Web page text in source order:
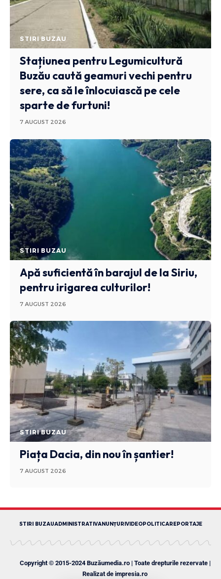
STIRI BUZAU
Stațiunea pentru Legumicultură
Buzău caută geamuri vechi pentru
sere, ca să le înlocuiască pe cele
sparte de furtuni!
7 AUGUST 2026
STIRI BUZAU
Apă suficientă în barajul de la Siriu,
pentru irigarea culturilor!
7 AUGUST 2026
STIRI BUZAU
Piața Dacia, din nou în șantier!
7 AUGUST 2026
STIRI BUZAUADMINISTRATIVANUNȚURI VIDEOPOLITICAREPORTAJE
Copyright © 2015-2024 Buzăumedia.ro | Toate drepturile rezervate |
Realizat de impresia.ro